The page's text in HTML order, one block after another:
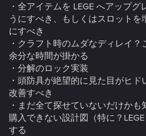
・全アイテムを LEGE へアップグ
うにすべき、もしくはスロットを
にすべき
・クラフト時のムダなディレイ？
余分な時間が掛かる
・分解のロック実装
・頭防具が絶望的に見た目がヒド
改善すべき
・まだ全て探せていないだけかも
購入できない設計図（特に？
する